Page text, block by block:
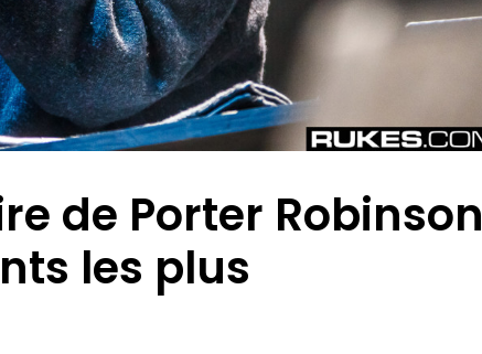
de Porter Robinson
les plus